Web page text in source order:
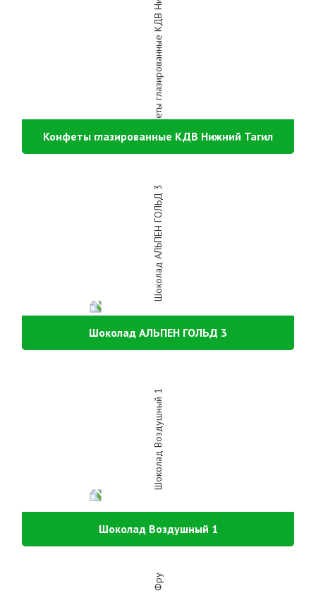
Конфеты глазированные КДВ Нижний Тагил
Шоколад АЛЬПЕН ГОЛЬД 3
Шоколад Воздушный 1